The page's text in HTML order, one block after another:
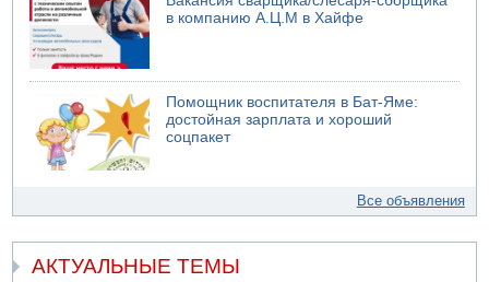
в компанию А.Ц.М в Хайфе
Помощник воспитателя в Бат-Яме:
достойная зарплата и хороший
соцпакет
Все объявления
АКТУАЛЬНЫЕ ТЕМЫ